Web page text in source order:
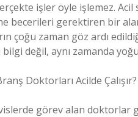
işler öyle işlemez. Acil
becerileri gerektiren bir
çoğu zaman göz ardı
bilgi değil, aynı zamanda
Doktorları Acilde Çalışır?
görev alan doktorlar